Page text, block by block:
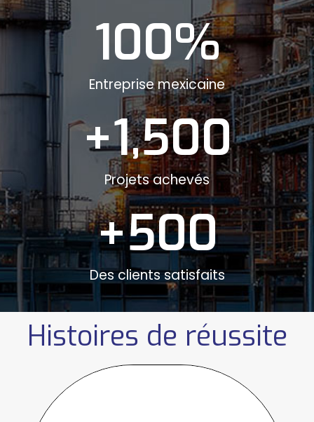
Entreprise mexicaine
100%
Projets achevés
+1,500
Des clients satisfaits
+500
Histoires de réussite